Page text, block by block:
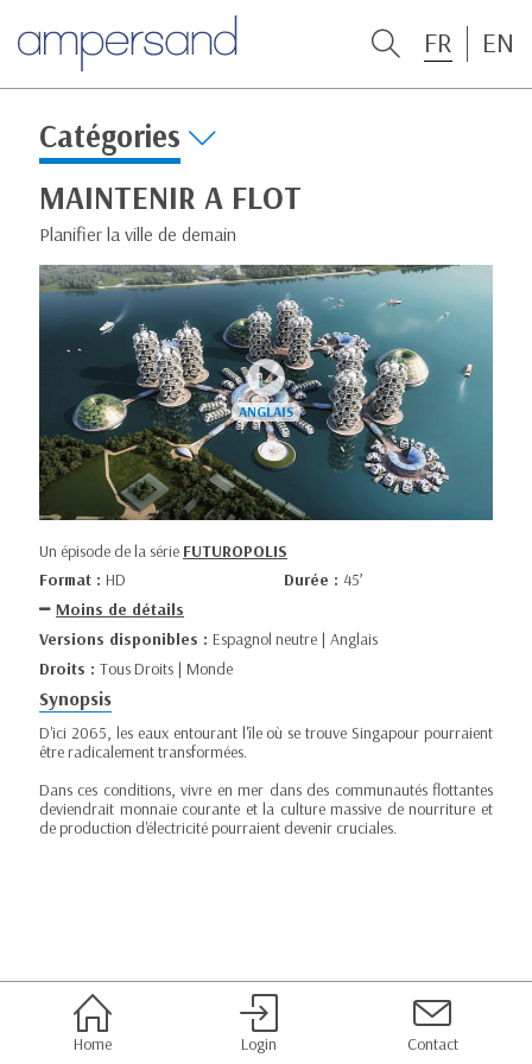
FR EN
Catégories
MAINTENIR A FLOT
Planifier la ville de demain
Un épisode de la série FUTUROPOLIS
Format : HD Durée : 45’
Moins de détails
Versions disponibles : Espagnol neutre | Anglais
Droits : Tous Droits | Monde
Synopsis
D'ici 2065, les eaux entourant l'île où se trouve Singapour pourraient
être radicalement transformées.
Dans ces conditions, vivre en mer dans des communautés flottantes
deviendrait monnaie courante et la culture massive de nourriture et
de production d'électricité pourraient devenir cruciales.
Home Login Contact